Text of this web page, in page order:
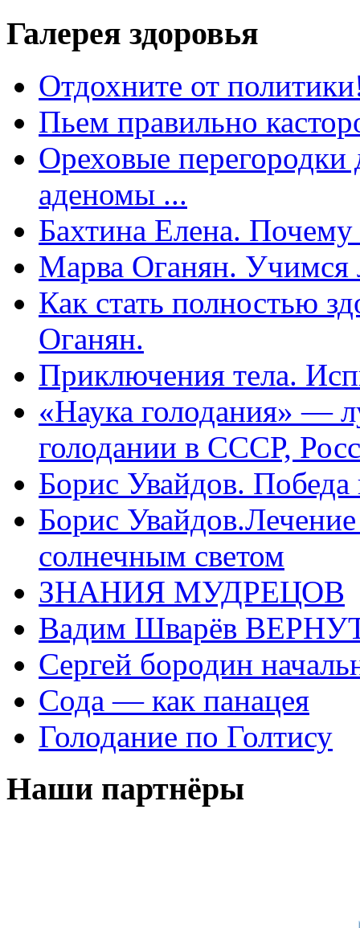
Галерея здоровья
Отдохните от
Пьем правильно
Ореховые перегородки
аденомы ...
Бахтина Елена.
Марва Оганян. Учимся
Как стать полностью
Оганян.
Приключения тела.
«Наука голодания» —
голодании в СССР,
Борис Увайдов.
Борис
солнечным светом
ЗНАНИЯ МУДРЕЦОВ
Вадим Шварёв
Сергей бородин
Сода — как панацея
Голодание по Голтису
Наши партнёры